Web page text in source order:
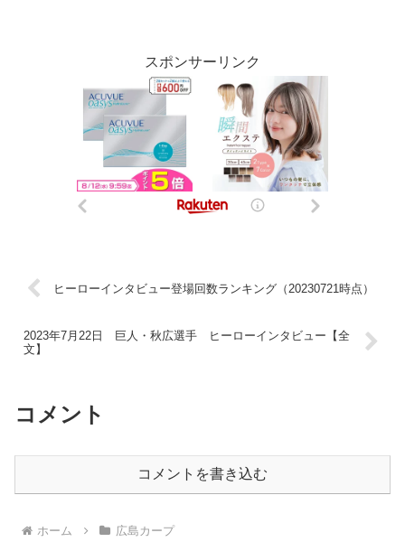
スポンサーリンク
ヒーローインタビュー登場回数ランキング（20230721時点）
2023年7月22日 巨人・秋広選手 ヒーローインタビュー【全
文】
コメント
コメントを書き込む
ホーム 広島カープ